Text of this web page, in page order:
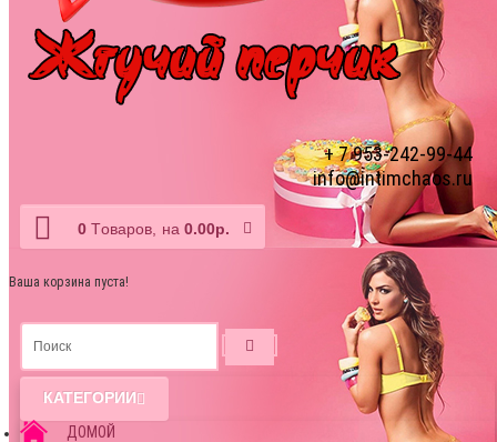
+ 7 953-242-99-44
info@intimchaos.ru
0 Tоваров, на 0.00р.
Ваша корзина пуста!
КАТЕГОРИИ
ДОМОЙ